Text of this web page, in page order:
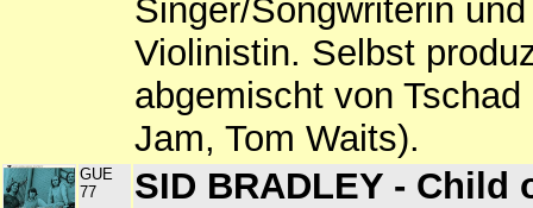
Singer/Songwriterin
Violinistin. Selbst
abgemischt von
Jam, Tom Waits).
GUE
77
SID BRADLEY - Child